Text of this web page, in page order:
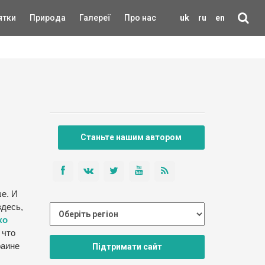
uk ru en
Природа Галереї Про нас
И
Станьте нашим автором
Підтримати сайт